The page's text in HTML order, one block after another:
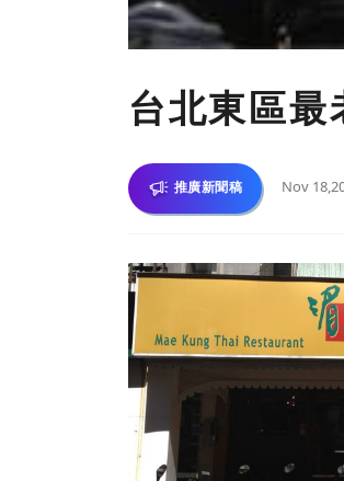
台北東區
推廣新聞稿 Nov